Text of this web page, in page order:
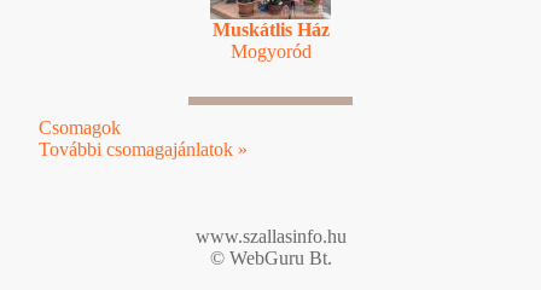
Muskátlis Ház
Mogyoród
Csomagok
További csomagajánlatok »
www.szallasinfo.hu
© WebGuru Bt.